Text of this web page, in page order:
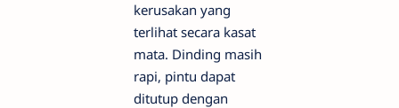
kerusakan yang
terlihat secara kasat
mata. Dinding masih
rapi, pintu dapat
ditutup dengan